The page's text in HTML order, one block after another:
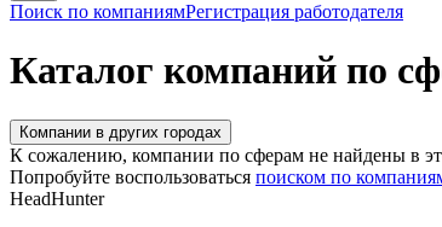
Поиск по компаниямРегистрация работодателя
Каталог компаний по
Компании в других городах
К сожалению, компании по сферам не найдены в
Попробуйте воспользоваться поиском по
HeadHunter